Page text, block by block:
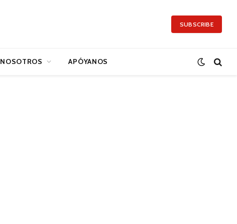
SUBSCRIBE
NOSOTROS APÓYANOS